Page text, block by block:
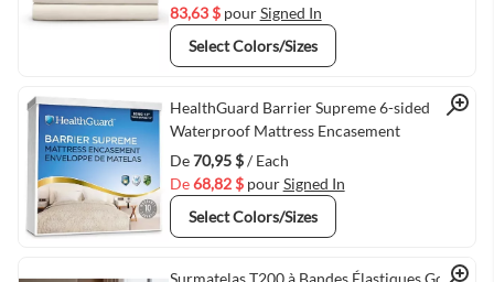
83,63 $ pourSigned In
Select Colors/Sizes
Quick View
HealthGuard Barrier Supreme 6-sided
Waterproof Mattress Encasement
De70,95 $/ Each
De68,82 $ pourSigned In
Select Colors/Sizes
Surmatelas T200 à Bandes Élastiques Gold +